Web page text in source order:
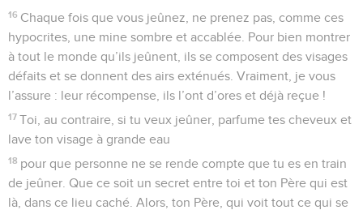
16 Chaque fois que vous jeûnez, ne prenez pas, comme ces
hypocrites, une mine sombre et accablée. Pour bien montrer
à tout le monde qu’ils jeûnent, ils se composent des visages
défaits et se donnent des airs exténués. Vraiment, je vous
l’assure : leur récompense, ils l’ont d’ores et déjà reçue !
17 Toi, au contraire, si tu veux jeûner, parfume tes cheveux et
lave ton visage à grande eau
18 pour que personne ne se rende compte que tu es en train
de jeûner. Que ce soit un secret entre toi et ton Père qui est
là, dans ce lieu caché. Alors, ton Père, qui voit tout ce qui se